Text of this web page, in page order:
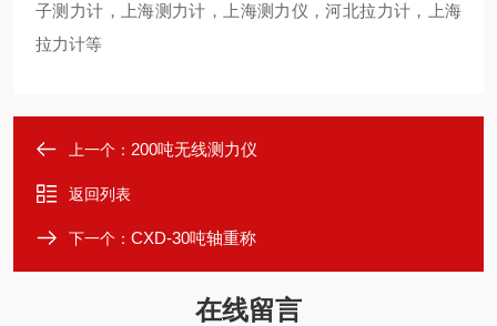
子测力计，上海测力计，上海测力仪，河北拉力计，上海
拉力计等
上一个： 200吨无线测力仪
返回列表
下一个： CXD-30吨轴重称
在线留言